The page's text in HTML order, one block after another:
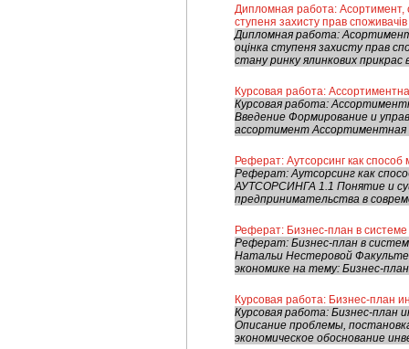
Дипломная работа: Асортимент,
ступеня захисту прав споживачів
Дипломная работа:
оцінка ступеня захисту прав
стану ринку ялинкових прикрас
Курсовая работа:
Курсовая работа:
Введение Формирование и
ассортимент Ассортиментная
Реферат: Аутсорсинг как
Реферат: Аутсорсинг как
АУТСОРСИНГА 1.1 Понятие и
предпринимательства в
Реферат: Бизнес-план в системе
Реферат: Бизнес-план в
Натальи Нестеровой
экономике на тему: Бизнес-
Курсовая работа: Бизнес-план
Курсовая работа: Бизнес-план
Описание проблемы,
экономическое обоснование